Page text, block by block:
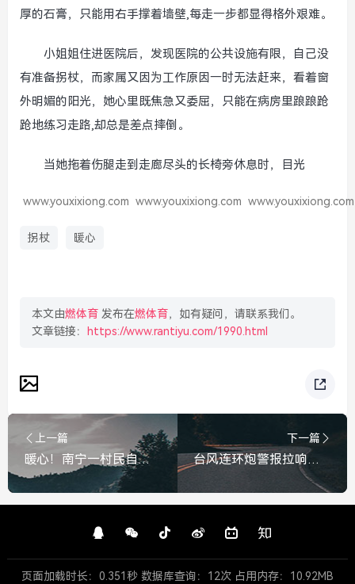
厚的石膏，只能用右手撑着墙壁,每走一步都显得格外艰难。
小姐姐住进医院后，发现医院的公共设施有限，自己没
有准备拐杖，而家属又因为工作原因一时无法赶来，看着窗
外明媚的阳光，她心里既焦急又委屈，只能在病房里踉踉跄
跄地练习走路,却总是差点摔倒。
当她拖着伤腿走到走廊尽头的长椅旁休息时，目光
www.youxixiong.com www.youxixiong.com www.youxixiong.com
拐杖 暖心
本文由燃体育 发布在燃体育，如有疑问，请联系我们。
文章链接：
https://www.rantiyu.com/1990.html
上一篇
暖心！南宁一村民自掏腰包用发电机供全村手机充电，信号满格暖人心，暖心！南宁村民自掏腰包用发电机供全村充电，信号满格暖人心
下一篇
台风连环炮警报拉响，9号10号刚过境，11号12号台风接踵而至！台风连环炮！9、10号刚过境，11、12号紧随而至
页面加载时长：0.351秒 数据库查询：12次 占用内存：10.92MB